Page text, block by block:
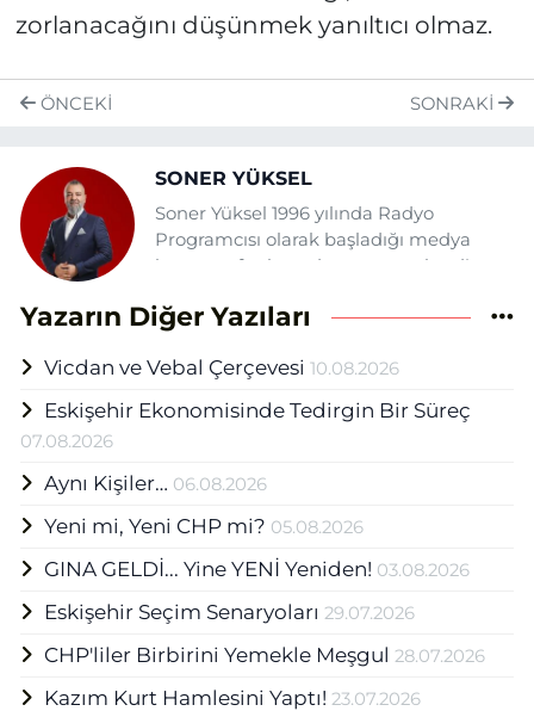
zorlanacağını düşünmek yanıltıcı olmaz.
ÖNCEKI SONRAKI
SONER YÜKSEL
Soner Yüksel 1996 yılında Radyo
Programcısı olarak başladığı medya
hayatına fasılasız devam etmektedir.
tv'lerinde yazı, haber ve sunuculuk
Haber Ajansı (EHA) bünyesinde Medya
sürdürmektedir.
Yazarın Diğer Yazıları
Vicdan ve Vebal Çerçevesi 10.08.2026
Eskişehir Ekonomisinde Tedirgin Bir Süreç
07.08.2026
Aynı Kişiler… 06.08.2026
Yeni mi, Yeni CHP mi? 05.08.2026
GINA GELDİ... Yine YENİ Yeniden! 03.08.2026
Eskişehir Seçim Senaryoları 29.07.2026
CHP'liler Birbirini Yemekle Meşgul 28.07.2026
Kazım Kurt Hamlesini Yaptı! 23.07.2026